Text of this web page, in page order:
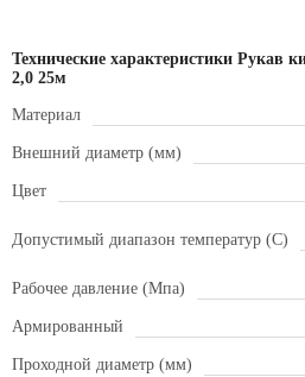
Технические характеристики
2,0 25м
Материал
Внешний диаметр (мм)
Цвет
Допустимый диапазон температур (С)
Рабочее давление (Мпа)
Армированный
Проходной диаметр (мм)